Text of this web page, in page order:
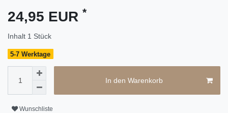
24,95 EUR *
Inhalt 1 Stück
5-7 Werktage
In den Warenkorb
Wunschliste